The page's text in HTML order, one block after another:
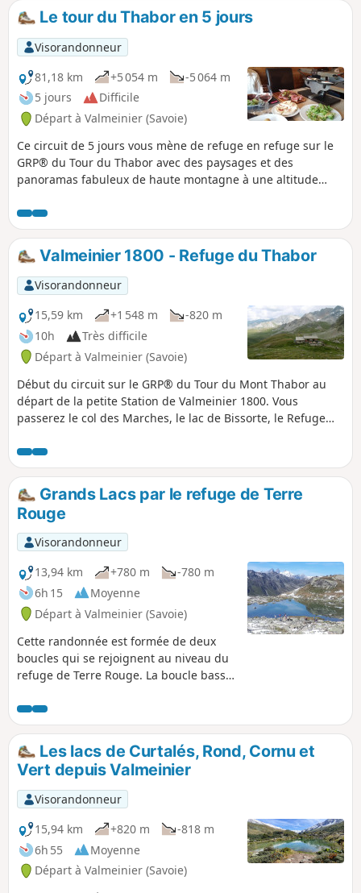
étape
https://www.visorando.com/randonnee-
peti...
Le tour du Thabor en 5 jours
Visorandonneur
81,18 km
+5 054 m
-5 064 m
5 jours
Difficile
Départ à Valmeinier (Savoie)
Ce circuit de 5 jours vous mène de refuge en refuge sur le
GRP® du Tour du Thabor avec des paysages et des
panoramas fabuleux de haute montagne à une altitude
à près de 3200m vous donne la sensation d'être sur le toit
du monde, où vous connaîtrez les effets de la haute
altitude.Valmeinier 1800 - Refuge du Thabor
Visorandonneur
15,59 km
+1 548 m
-820 m
10h
Très difficile
Départ à Valmeinier (Savoie)
Début du circuit sur le GRP® du Tour du Mont Thabor au
départ de la petite Station de Valmeinier 1800. Vous
passerez le col des Marches, le lac de Bissorte, le Refuge
Lac Long, et le Lac Rond pour arriver au Refuge du Thabor.
Grands Lacs par le refuge de Terre
Rouge
Visorandonneur
13,94 km
+780 m
-780 m
6h 15
Moyenne
Départ à Valmeinier (Savoie)
Cette randonnée est formée de deux
boucles qui se rejoignent au niveau du
refuge de Terre Rouge. La boucle basse
Neuvache depuis un sentier balcon en
montant. À la descente, l'itinéraire
tangente souvent le torrent lui même.
La boucle haute se déroule dans un
univers plus minéral à la base du
versant Ouest du Mont Thabor. Le
balisage de ces boucles est varié.
Les lacs de Curtalés, Rond, Cornu et
Vert depuis Valmeinier
Visorandonneur
15,94 km
+820 m
-818 m
6h 55
Moyenne
Départ à Valmeinier (Savoie)